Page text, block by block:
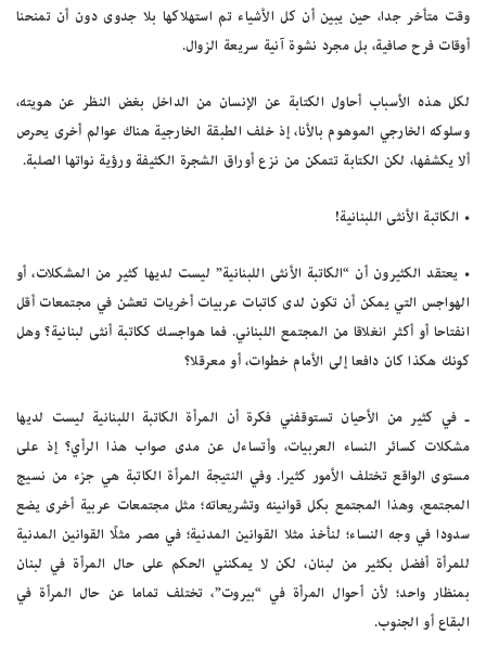
وقت متأخر جدا، حين يبين أن كل الأشياء تم استهلاكها بلا جدوى دون أن تمنحنا
أوقات فرح صافية، بل مجرد نشوة آنية سريعة الزوال.
لكل هذه الأسباب أحاول الكتابة عن الإنسان من الداخل بغض النظر عن هويته،
وسلوكه الخارجي الموهوم بالأنا، إذ خلف الطبقة الخارجية هناك عوالم أخرى يحرص
ألا يكشفها، لكن الكتابة تتمكن من نزع أوراق الشجرة الكثيفة ورؤية نواتها الصلبة.
• الكاتبة الأنثى اللبنانية!
• يعتقد الكثيرون أن “الكاتبة الأنثى اللبنانية” ليست لديها كثير من المشكلات، أو
الهواجس التي يمكن أن تكون لدى كاتبات عربيات أخريات تعشن في مجتمعات أقل
انفتاحا أو أكثر انغلاقا من المجتمع اللبناني. فما هواجسك ككاتبة أنثى لبنانية؟ وهل
كونك هكذا كان دافعا إلى الأمام خطوات، أو معرقلا؟
ـ في كثير من الأحيان تستوقفني فكرة أن المرأة الكاتبة اللبنانية ليست لديها
مشكلات كسائر النساء العربيات، وأتساءل عن مدى صواب هذا الرأي؟ إذ على
مستوى الواقع تختلف الأمور كثيرا. وفي النتيجة المرأة الكاتبة هي جزء من نسيج
المجتمع، وهذا المجتمع بكل قوانينه وتشريعاته؛ مثل مجتمعات عربية أخرى يضع
سدودا في وجه النساء؛ لنأخذ مثلا القوانين المدنية؛ في مصر مثلًا القوانين المدنية
للمرأة أفضل بكثير من لبنان، لكن لا يمكنني الحكم على حال المرأة في لبنان
بمنظار واحد؛ لأن أحوال المرأة في “بيروت”، تختلف تماما عن حال المرأة في
البقاع أو الجنوب.